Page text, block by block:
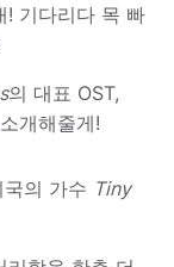
기다리다 목 빠
의 대표 OST,
개해줄게!
국의 가수 Tiny